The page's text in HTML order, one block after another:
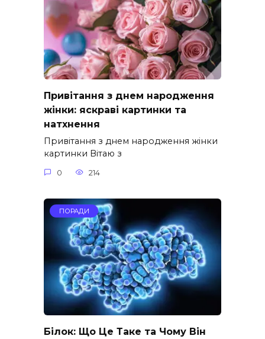
Привітання з днем народження
жінки: яскраві картинки та
натхнення
Привітання з днем народження жінки
картинки Вітаю з
0 214
ПОРАДИ
Білок: Що Це Таке та Чому Він